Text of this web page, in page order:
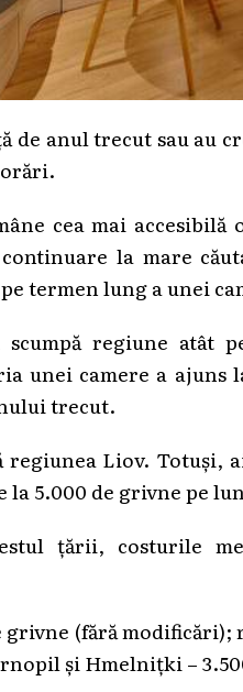
de anul trecut sau au
cea mai
la mare
termen lung a unei
scumpă regiune atât
unei camere a ajuns
trecut.
regiunea Liov. Totuși,
5.000 de grivne pe
țării, costurile
grivne (fără
și Hmelnițki –